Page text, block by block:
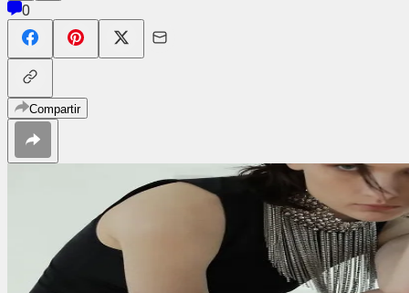
0
Compartir